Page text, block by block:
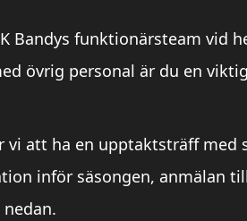
Bandys funktionärsteam vid
övrig personal är du en
att ha en upptaktsträff med
inför säsongen, anmälan